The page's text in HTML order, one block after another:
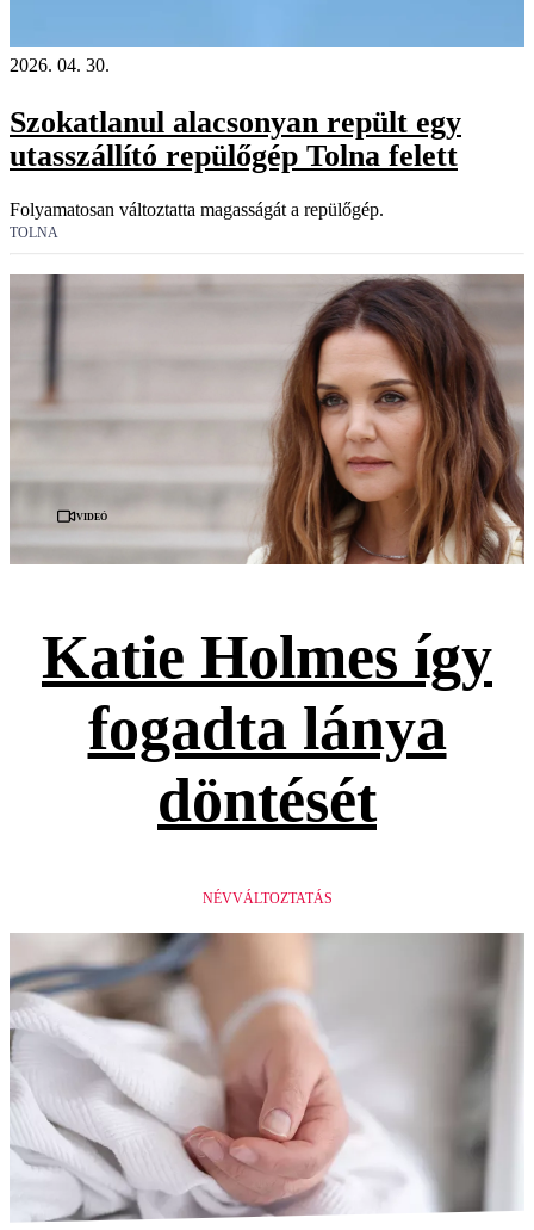
2026. 04. 30.
Szokatlanul alacsonyan repült egy
utasszállító repülőgép Tolna felett
Folyamatosan változtatta magasságát a repülőgép.
TOLNA
Videó
Katie Holmes így
fogadta lánya
döntését
NÉVVÁLTOZTATÁS